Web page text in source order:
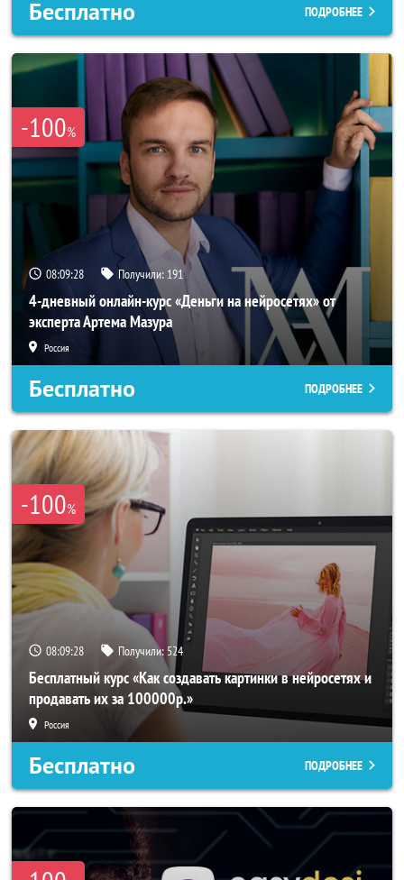
Бесплатно ПОДРОБНЕЕ
-100%
08:09:26 Получили: 191
4-дневный онлайн-курс «Деньги на нейросетях» от
эксперта Артема Мазура
Россия
Бесплатно ПОДРОБНЕЕ
-100%
08:09:26 Получили: 524
Бесплатный курс «Как создавать картинки в нейросетях и
продавать их за 100000р.»
Россия
Бесплатно ПОДРОБНЕЕ